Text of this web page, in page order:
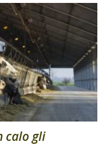
calo gli